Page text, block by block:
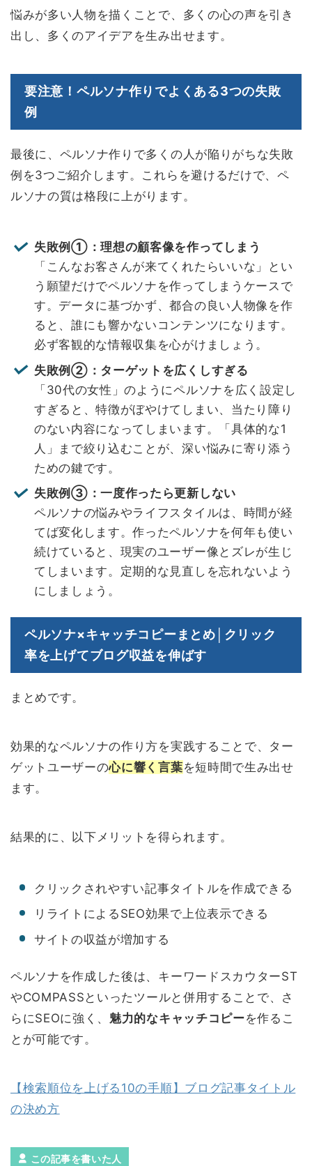
悩みが多い人物を描くことで、多くの心の声を引き
出し、多くのアイデアを生み出せます。
要注意！ペルソナ作りでよくある3つの失敗
例
最後に、ペルソナ作りで多くの人が陥りがちな失敗
例を3つご紹介します。これらを避けるだけで、ペ
ルソナの質は格段に上がります。
失敗例①：理想の顧客像を作ってしまう
「こんなお客さんが来てくれたらいいな」とい
う願望だけでペルソナを作ってしまうケースで
す。データに基づかず、都合の良い人物像を作
ると、誰にも響かないコンテンツになります。
必ず客観的な情報収集を心がけましょう。
失敗例②：ターゲットを広くしすぎる
「30代の女性」のようにペルソナを広く設定し
すぎると、特徴がぼやけてしまい、当たり障り
のない内容になってしまいます。「具体的な1
人」まで絞り込むことが、深い悩みに寄り添う
ための鍵です。
失敗例③：一度作ったら更新しない
ペルソナの悩みやライフスタイルは、時間が経
てば変化します。作ったペルソナを何年も使い
続けていると、現実のユーザー像とズレが生じ
てしまいます。定期的な見直しを忘れないよう
にしましょう。
ペルソナ×キャッチコピーまとめ│クリック
率を上げてブログ収益を伸ばす
まとめです。
効果的なペルソナの作り方を実践することで、ター
ゲットユーザーの心に響く言葉を短時間で生み出せ
ます。
結果的に、以下メリットを得られます。
クリックされやすい記事タイトルを作成できる
リライトによるSEO効果で上位表示できる
サイトの収益が増加する
ペルソナを作成した後は、キーワードスカウターST
やCOMPASSといったツールと併用することで、さ
らにSEOに強く、 魅力的なキャッチコピーを作るこ
とが可能です。
【検索順位を上げる10の手順】ブログ記事タイトル
の決め方
この記事を書いた人